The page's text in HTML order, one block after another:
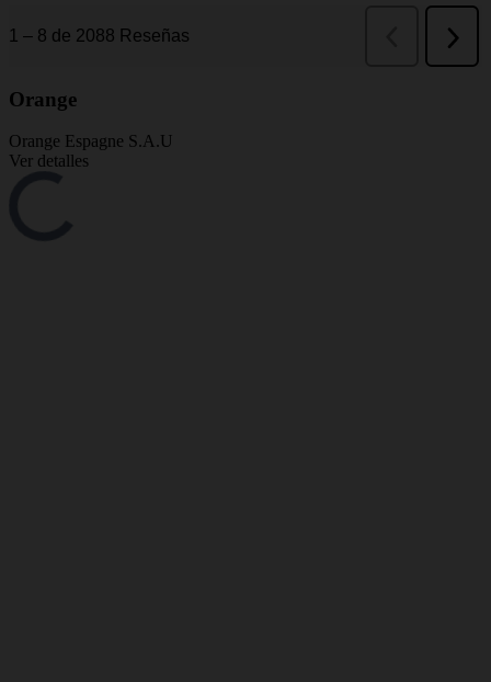
Orange
Orange Espagne S.A.U
Ver detalles